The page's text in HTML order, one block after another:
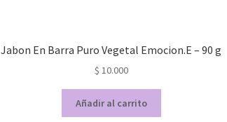
Jabon En Barra Puro Vegetal Emocion.E – 90 g
$ 10.000
Añadir al carrito